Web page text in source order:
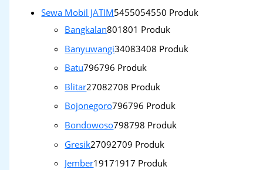
Sewa Mobil JATIM5455054550 Produk
Bangkalan801801 Produk
Banyuwangi34083408 Produk
Batu796796 Produk
Blitar27082708 Produk
Bojonegoro796796 Produk
Bondowoso798798 Produk
Gresik27092709 Produk
Jember19171917 Produk